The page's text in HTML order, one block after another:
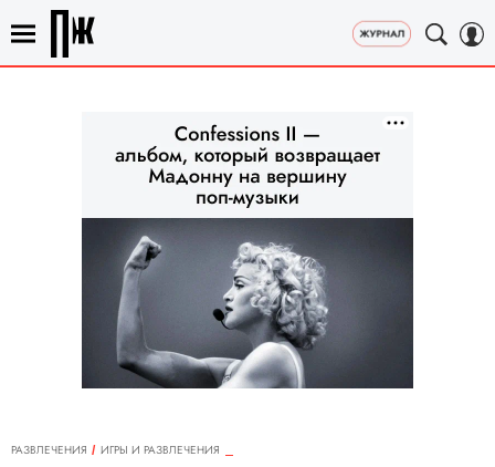
РАЗВЛЕЧЕНИЯ
ИГРЫ И РАЗВЛЕЧЕНИЯ